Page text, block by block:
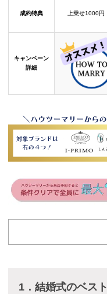
成約特典 上乗せ1000円
キャンペーン
詳細
1 ． 結婚式のベス